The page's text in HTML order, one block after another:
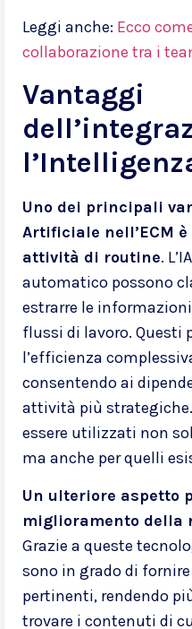
Leggi anche: Ecco
collaborazione tra i
Vantaggi
Uno dei principali
Artificiale nell’ECM
attività di routine.
automatico possono
estrarre le
flussi di lavoro.
l’efficienza
consentendo ai
attività più
essere utilizzati non
ma anche per quelli
Un ulteriore aspetto
miglioramento della
Grazie a queste
sono in grado di
pertinenti, rendendo
trovare i contenuti di